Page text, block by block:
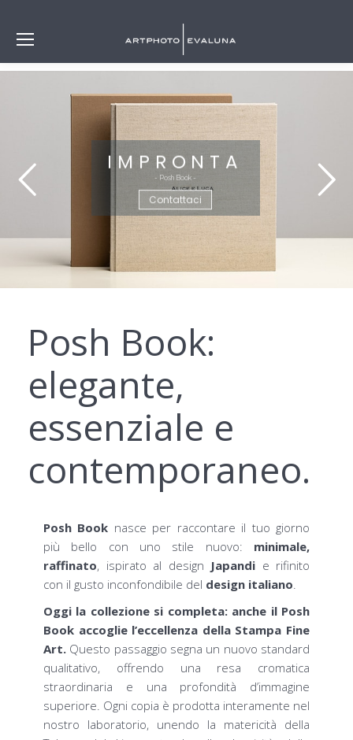
- Posh Book -
IMPRONTA
Contattaci
Posh Book:
elegante,
essenziale e
contemporaneo.
Posh Book nasce per raccontare il tuo giorno
più bello con uno stile nuovo: minimale,
raffinato, ispirato al design Japandi e rifinito
con il gusto inconfondibile del design italiano.
Oggi la collezione si completa: anche il Posh
Book accoglie l’eccellenza della Stampa Fine
Art. Questo passaggio segna un nuovo standard
qualitativo, offrendo una resa cromatica
straordinaria e una profondità d’immagine
superiore. Ogni copia è prodotta interamente nel
nostro laboratorio, unendo la matericità della